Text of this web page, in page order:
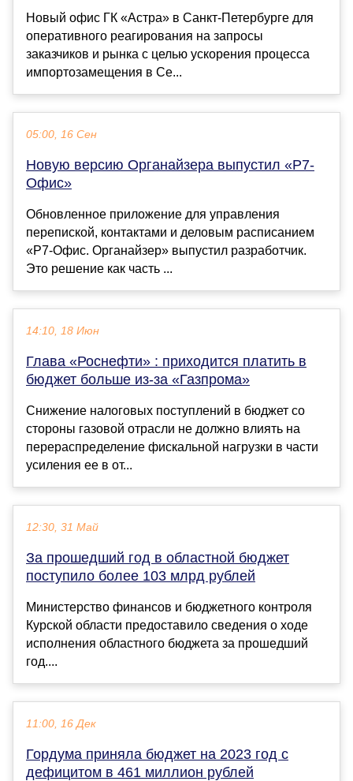
Новый офис ГК «Астра» в Санкт-Петербурге для
оперативного реагирования на запросы
заказчиков и рынка с целью ускорения процесса
импортозамещения в Се...
05:00, 16 Сен
Новую версию Органайзера выпустил «Р7-
Офис»
Обновленное приложение для управления
перепиской, контактами и деловым расписанием
«Р7-Офис. Органайзер» выпустил разработчик.
Это решение как часть ...
14:10, 18 Июн
Глава «Роснефти» : приходится платить в
бюджет больше из-за «Газпрома»
Снижение налоговых поступлений в бюджет со
стороны газовой отрасли не должно влиять на
перераспределение фискальной нагрузки в части
усиления ее в от...
12:30, 31 Май
За прошедший год в областной бюджет
поступило более 103 млрд рублей
Министерство финансов и бюджетного контроля
Курской области предоставило сведения о ходе
исполнения областного бюджета за прошедший
год....
11:00, 16 Дек
Гордума приняла бюджет на 2023 год с
дефицитом в 461 миллион рублей